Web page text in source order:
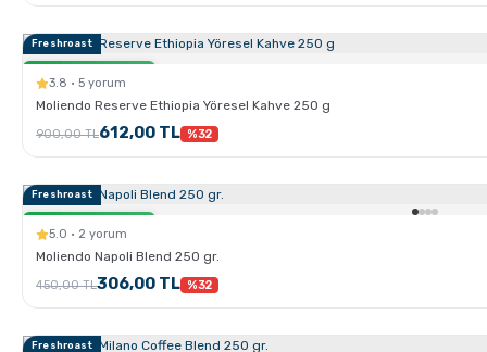
Freshroast
Sertlik:
3.8 · 5 yorum
Moliendo Reserve Ethiopia Yöresel Kahve 250 g
900,00 TL612,00 TL %32
Freshroast
Sertlik:
5.0 · 2 yorum
Moliendo Napoli Blend 250 gr.
450,00 TL306,00 TL %32
Freshroast